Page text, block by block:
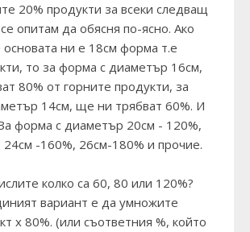
20% продукти за всеки следващ
опитам да обясня по-ясно. Ако
ни е 18см форма т.е
то за форма с диаметър 16см,
80% от горните продукти, за
14см, ще ни трябват 60%. И
форма с диаметър 20см - 120%,
-160%, 26см-180% и прочие.
колко са 60, 80 или 120%?
вариант е да умножите
х 80%. (или съответния %, който